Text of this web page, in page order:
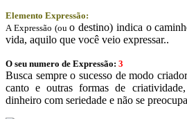
Elemento Expressão:
A Expressão (ouo destino) indica o
vida, aquilo que você veio expressar..
O seu numero de Expressão: 3
Busca sempre o sucesso de modo
canto e outras formas de
dinheiro com seriedade e não se